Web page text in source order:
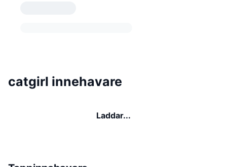
catgirl innehavare
Laddar...